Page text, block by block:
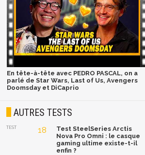
En tête-à-tête avec PEDRO PASCAL, on a
parlé de Star Wars, Last of Us, Avengers
Doomsday et DiCaprio
AUTRES TESTS
TEST 18
Test SteelSeries Arctis
Nova Pro Omni : le casque
gaming ultime existe-t-il
enfin ?